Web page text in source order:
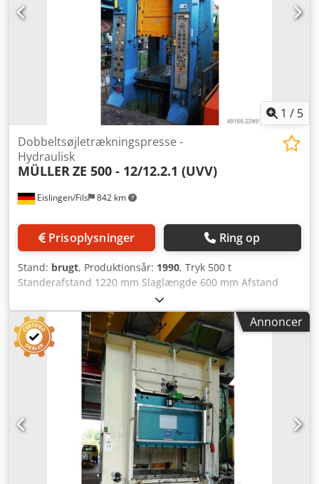
1 / 5
Eislingen/Fils 842 km
Dobbeltsøjletrækningspresse -
Hydraulisk
MÜLLERZE 500 - 12/12.2.1 (UVV)
Prisoplysninger Ring op
Stand: brugt, Produktionsår: 1990, Tryk 500 t
Standerafstand 1220 mm Slaglængde 600 mm Afstand
bord/stempel, stor slaglængde øverst, justerbar øverst
1000 mm Bordmål 1600 x 1200 mm Trækkudetryk i bord
320 t Trækkudeslag i bord 150 mm Trækkudeflade i bord
750 x 625 mm Trækkudetryk i stempel 180 t
Dcsdpfszrpqtex Ab Tsk Trækkudeslag i stempel 100 mm
Trækkudeflade i stempel 750 x 625 mm Stempelflade 1600
x 1200 mm Bordhøjde over gulv 800 mm Hastighed ned
665 mm/s Hastighed op 530 mm/s Arbejds­hastighed 34 -
100 mm/s Oliemængde 2000 l Drivkraft 180,0 kW Vægt 40,0
t Pladsbehov (BxDxH) 3,2 x 2,4 x 7,5 m Fundamentdybde
4,1 m Højde over gulv 5,55 m Årgang 1978 – renoveret 1990
med oliehydraulisk drift, hydrauliske trækkuder i både
bord og stempel.
Annoncer